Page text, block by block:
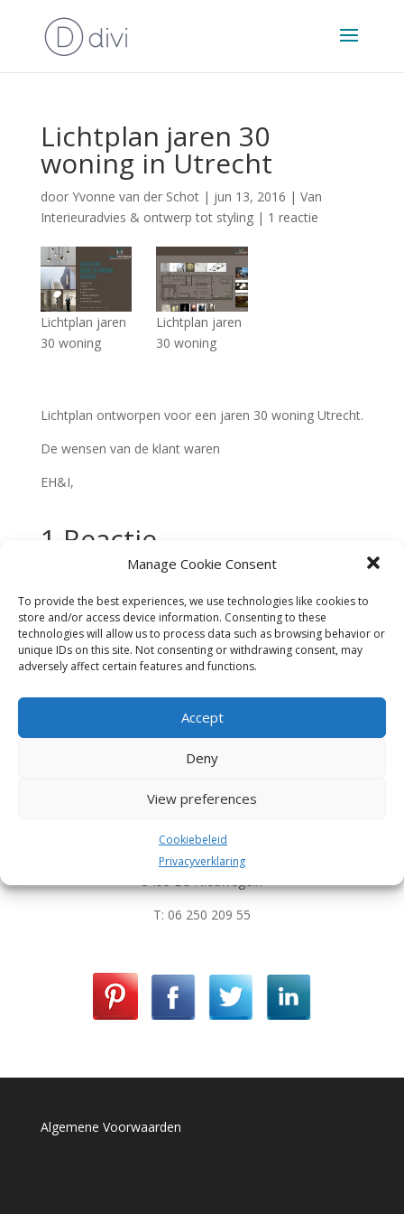
Manage Cookie Consent
To provide the best experiences, we use technologies like cookies to
store and/or access device information. Consenting to these
technologies will allow us to process data such as browsing behavior or
unique IDs on this site. Not consenting or withdrawing consent, may
adversely affect certain features and functions.
Accept
Deny
View preferences
Cookiebeleid
Privacyverklaring
Lichtplan jaren 30
woning in Utrecht
door Yvonne van der Schot| jun 13, 2016 | Van
Interieuradvies & ontwerp tot styling| 1 reactie
Lichtplan jaren
30 woning
Lichtplan jaren
30 woning
Lichtplan ontworpen voor een jaren 30 woning Utrecht.
De wensen van de klant waren
EH&I,
1 Reactie
Janneke & Pieter op 28 juni 2016 om 15:33
Yvonne heeft goed geluisterd naar onze wensen en dit
perfect in het lichtplan verwerkt.
Yvonne van der Schot
Prins Hendriklaan 18
3433 EG Nieuwegein
T: 06 250 209 55
Algemene Voorwaarden